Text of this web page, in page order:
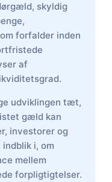
skyldig
forfalder inden
af
udviklingen tæt,
gæld kan
investorer og
i, om
mellem
forpligtigtelser.